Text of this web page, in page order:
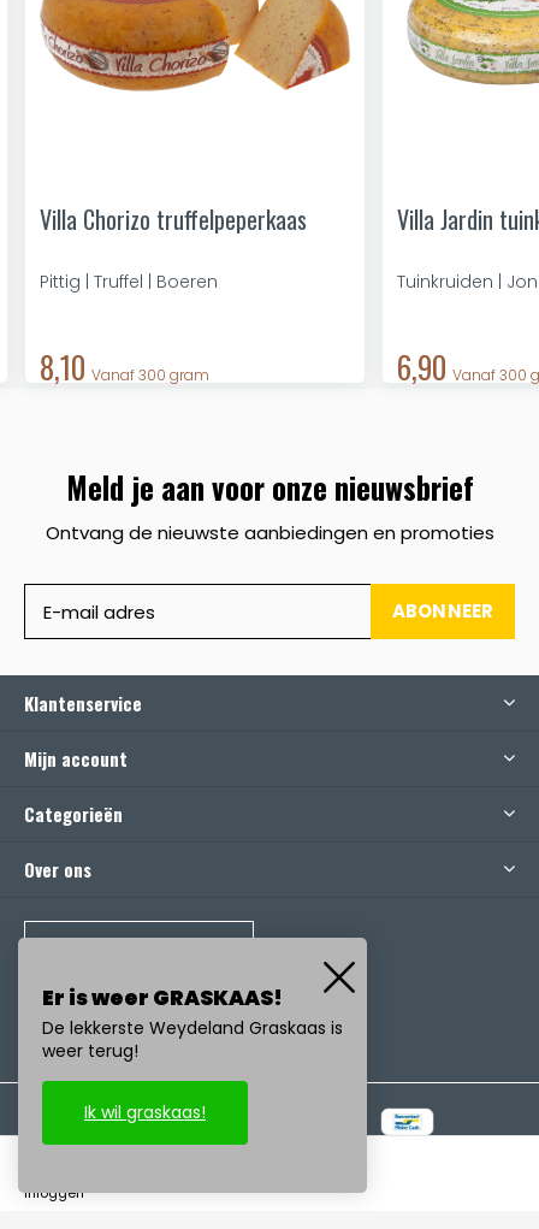
Villa Chorizo truffelpeperkaas
Pittig | Truffel | Boeren
8,10 Vanaf 300 gram
Villa Jardin
Tuinkruiden |
6,90 Vanaf 300
Meld je aan voor onze nieuwsbrief
Ontvang de nieuwste aanbiedingen en promoties
ABONNEER
Klantenservice
Mijn account
Categorieën
Over ons
inloggen
Er is weer GRASKAAS!
De lekkerste Weydeland Graskaas is
weer terug!
Ik wil graskaas!